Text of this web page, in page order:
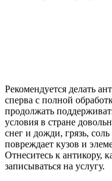
Рекомендуется делать
сперва с полной
продолжать
условия в стране
снег и дожди, грязь,
повреждает кузов и
Отнеситесь к антикору,
записываться на услугу.